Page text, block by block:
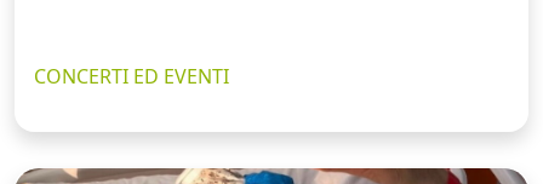
CONCERTI ED EVENTI